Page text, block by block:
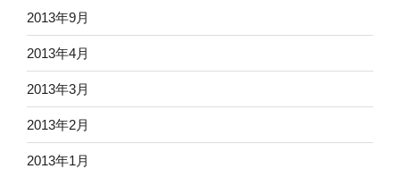
2013年9月
2013年4月
2013年3月
2013年2月
2013年1月